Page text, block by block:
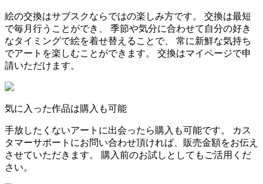
絵の交換はサブスクならではの楽しみ方です。 交換は最短
で毎月行うことができ、 季節や気分に合わせて自分の好き
なタイミングで絵を着せ替えることで、 常に新鮮な気持ち
でアートを楽しむことができます。 交換はマイページで申
請いただけます。
気に入った作品は購入も可能
手放したくないアートに出会ったら購入も可能です。 カス
タマーサポートにお問い合わせ頂ければ、販売金額をお伝え
させていただきます。 購入前のお試しとしてもご活用くだ
さい。